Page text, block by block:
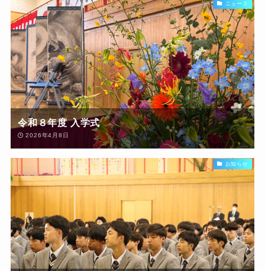
ニュース
令和８年度 入学式
2026年4月8日
お知らせ